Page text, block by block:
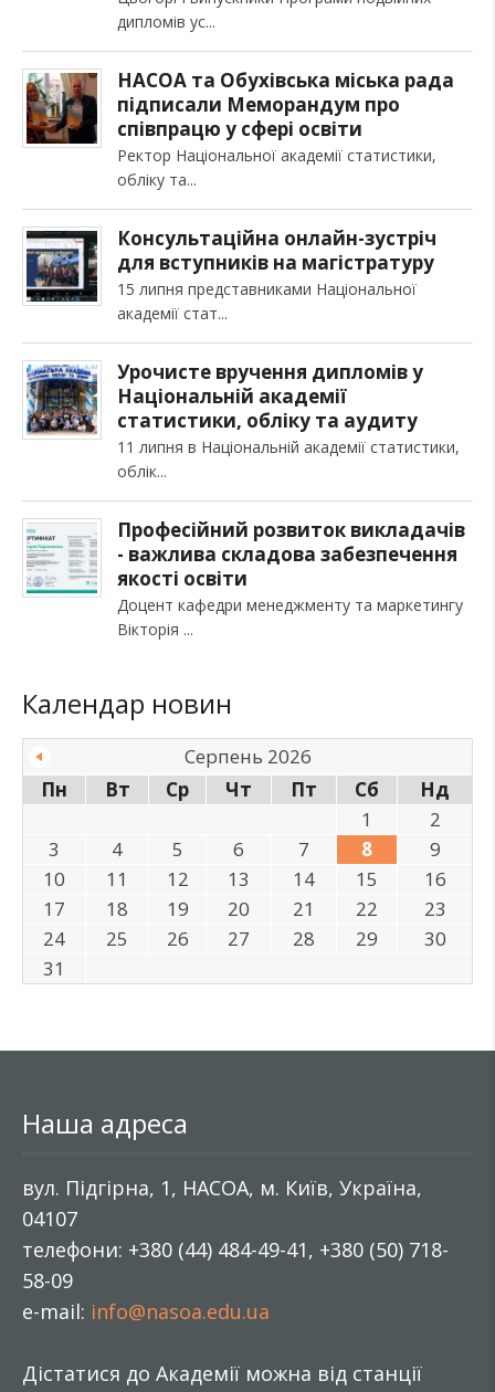
дипломів ус
НАСОА та Обухівська міська рада
підписали Меморандум про
співпрацю у сфері освіти
Ректор Національної академії статистики,
обліку та
Консультаційна онлайн-зустріч
для вступників на магістратуру
15 липня представниками Національної
академії стат
Урочисте вручення дипломів у
Національній академії
статистики, обліку та аудиту
11 липня в Національній академії статистики,
облік
Професійний розвиток викладачів
- важлива складова забезпечення
якості освіти
Доцент кафедри менеджменту та маркетингу
Вікторія
Календар новин
Серпень 2026
Пн
Вт Ср Чт Пт Сб
Нд
1
2
3
4 5 6 7 8
9
10
11 12 13 14 15
16
17
18 19 20 21 22
23
24
25 26 27 28 29
30
31
Наша адреса
вул. Підгірна, 1, НАСОА, м. Київ, Україна,
04107
телефони: +380 (44) 484-49-41, +380 (50) 718-
58-09
e-mail: info@nasoa.edu.ua
Дістатися до Академії можна від станції